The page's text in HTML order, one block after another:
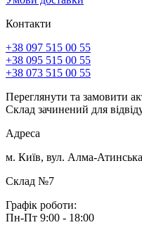
Контакти
+38 097 515 00 55
+38 095 515 00 55
+38 073 515 00 55
Переглянути та замовити
Склад зачинений для
Адреса
м. Київ, вул. Алма-
Склад №7
Графік роботи:
Пн-Пт 9:00 - 18:00